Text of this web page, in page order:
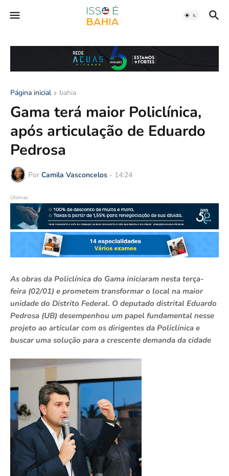
Página inicial bahia
Gama terá maior Policlínica,
após articulação de Eduardo
Pedrosa
Por Camila Vasconcelos - 14:24
Últimas
As obras da Policlínica do Gama iniciaram nesta terça-
feira (02/01) e prometem transformar o local na maior
unidade do Distrito Federal. O deputado distrital Eduardo
Pedrosa (UB) desempenhou um papel fundamental nesse
projeto ao articular com os dirigentes da Policlínica e
buscar uma solução para a crescente demanda da cidade